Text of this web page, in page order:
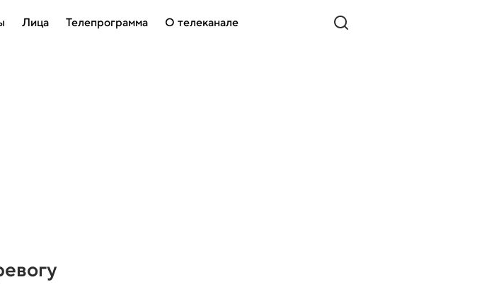
Лица Телепрограмма О телеканале